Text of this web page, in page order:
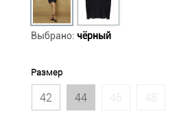
Выбрано: чёрный
Размер
42 44 46 48